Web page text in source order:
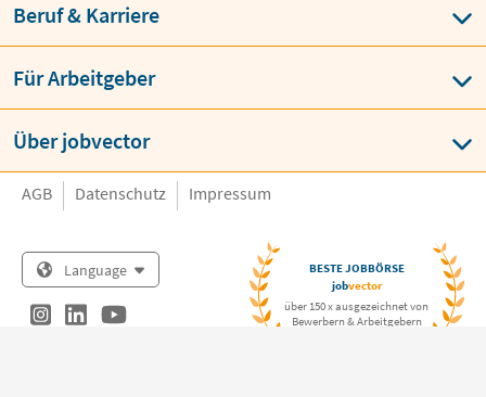
Beruf & Karriere
Für Arbeitgeber
Über jobvector
AGB Datenschutz Impressum
Language
BESTE JOBBÖRSE
jobvector
über 150 x ausgezeichnet von
Bewerbern & Arbeitgebern